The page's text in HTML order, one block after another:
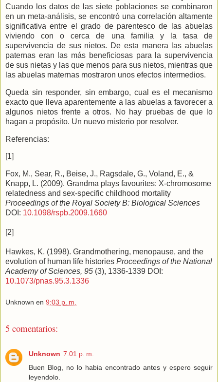
Cuando los datos de las siete poblaciones se combinaron
en un meta-análisis, se encontró una correlación altamente
significativa entre el grado de parentesco de las abuelas
viviendo con o cerca de una familia y la tasa de
supervivencia de sus nietos. De esta manera las abuelas
paternas eran las más beneficiosas para la supervivencia
de sus nietas y las que menos para sus nietos, mientras que
las abuelas maternas mostraron unos efectos intermedios.
Queda sin responder, sin embargo, cual es el mecanismo
exacto que lleva aparentemente a las abuelas a favorecer a
algunos nietos frente a otros. No hay pruebas de que lo
hagan a propósito. Un nuevo misterio por resolver.
Referencias:
[1]
Fox, M., Sear, R., Beise, J., Ragsdale, G., Voland, E., &
Knapp, L. (2009). Grandma plays favourites: X-chromosome
relatedness and sex-specific childhood mortality
Proceedings of the Royal Society B: Biological Sciences
DOI: 10.1098/rspb.2009.1660
[2]
Hawkes, K. (1998). Grandmothering, menopause, and the
evolution of human life histories Proceedings of the National
Academy of Sciences, 95 (3), 1336-1339 DOI:
10.1073/pnas.95.3.1336
Unknown en 9:03 p. m.
5 comentarios:
Unknown 7:01 p. m.
Buen Blog, no lo habia encontrado antes y espero seguir
leyendolo.